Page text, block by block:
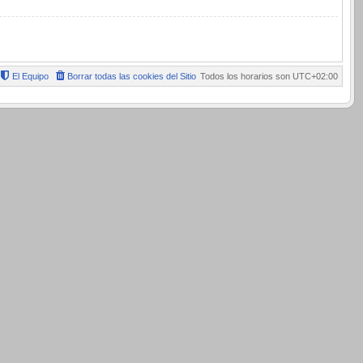
Todos los horarios son UTC+02:00
Borrar todas las cookies del Sitio
El Equipo